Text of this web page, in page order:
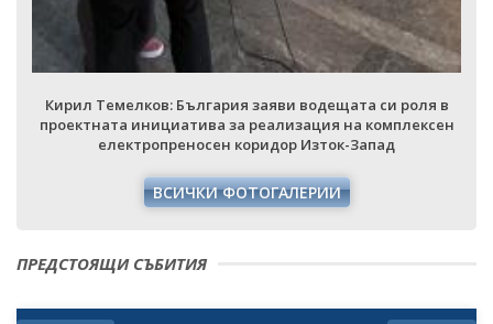
Кирил Темелков: България заяви водещата си роля в
проектната инициатива за реализация на комплексен
електропреносен коридор Изток-Запад
ВСИЧКИ ФОТОГАЛЕРИИ
ПРЕДСТОЯЩИ СЪБИТИЯ